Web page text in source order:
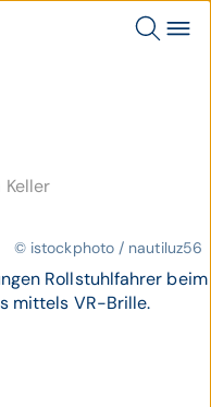
© istockphoto / nautiluz56
Rollstuhlfahrer beim
mittels VR-Brille.